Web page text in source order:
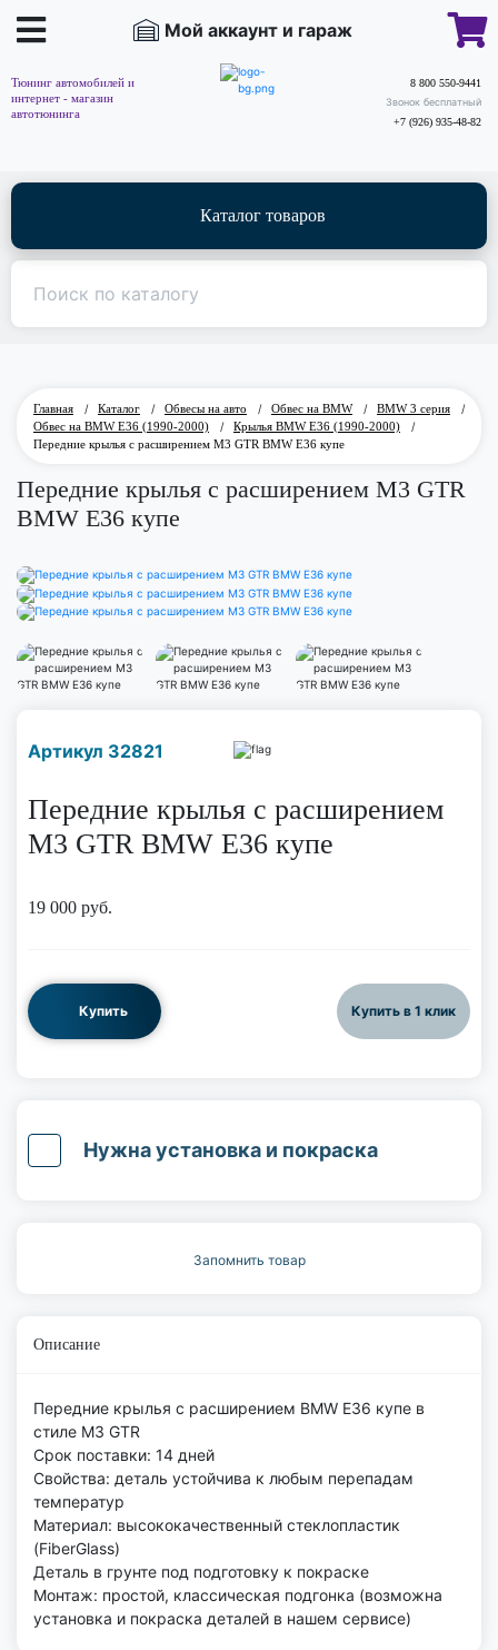
Мой аккаунт и гараж
Тюнинг автомобилей и
интернет - магазин
автотюнинга
8 800 550-9441
Звонок бесплатный
+7 (926) 935-48-82
Каталог товаров
Главная / Каталог / Обвесы на авто / Обвес на BMW / BMW 3 серия
/
Обвес на BMW E36 (1990-2000)
/ Крылья BMW E36 (1990-2000)
/
Передние крылья с расширением M3 GTR BMW E36 купе
Передние крылья с расширением M3 GTR
BMW E36 купе
Артикул 32821
Передние крылья с расширением
M3 GTR BMW E36 купе
19 000 руб.
Купить Купить в 1 клик
Нужна установка и покраска
Запомнить товар
Описание
Передние крылья с расширением BMW E36 купе в
стиле M3 GTR
Срок поставки: 14 дней
Свойства: деталь устойчива к любым перепадам
температур
Материал: высококачественный стеклопластик
(FiberGlass)
Деталь в грунте под подготовку к покраске
Монтаж: простой, классическая подгонка (возможна
установка и покраска деталей в нашем сервисе)